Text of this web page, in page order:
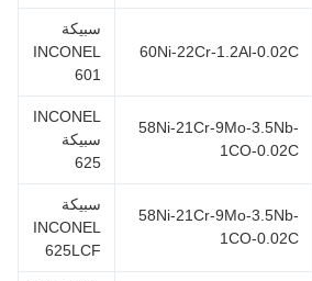
60Ni-22Cr-1.2Al-
سبيكة
INCONEL
58Ni-21Cr-9Mo-
1CO-
INCONEL
سبيكة
58Ni-21Cr-9Mo-
1CO-
سبيكة
INCONEL
625LCF